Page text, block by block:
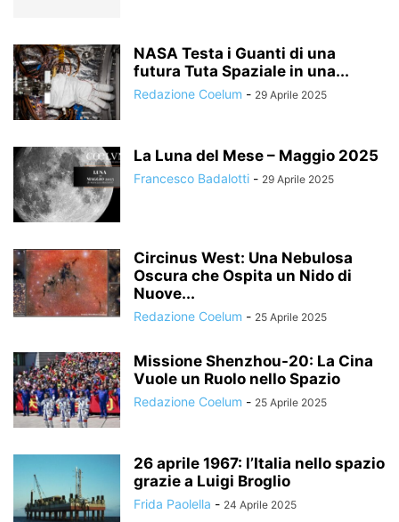
NASA Testa i Guanti di una
futura Tuta Spaziale in una...
Redazione Coelum - 29 Aprile 2025
La Luna del Mese – Maggio 2025
Francesco Badalotti - 29 Aprile 2025
Circinus West: Una Nebulosa
Oscura che Ospita un Nido di
Nuove...
Redazione Coelum - 25 Aprile 2025
Missione Shenzhou-20: La Cina
Vuole un Ruolo nello Spazio
Redazione Coelum - 25 Aprile 2025
26 aprile 1967: l’Italia nello spazio
grazie a Luigi Broglio
Frida Paolella - 24 Aprile 2025